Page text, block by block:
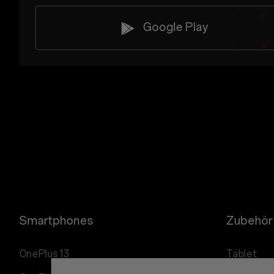
Google Play
Smartphones
OnePlus 13
Zubehör
Tablet